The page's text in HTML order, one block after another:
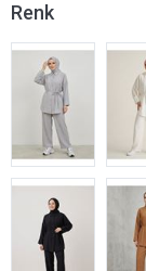
Renk